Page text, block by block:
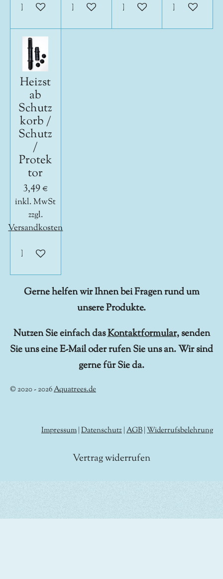
In den WarenkorbIn den WarenkorbIn den Warenkorb
In den
Heizst
ab
Schutz
korb /
Schutz
/
Protek
tor
3,49 €
inkl. MwSt
zzgl.
Versandkosten
In den Warenkorb
Gerne helfen wir Ihnen bei Fragen rund um
unsere Produkte.
Nutzen Sie einfach dasKontaktformular, senden
Sie uns eine E-Mail oder rufen Sie uns an. Wir sind
gerne für Sie da.
© 2020 - 2026Aquatrees.de
Impressum Datenschutz AGB Widerrufsbelehrung
Vertrag widerrufen